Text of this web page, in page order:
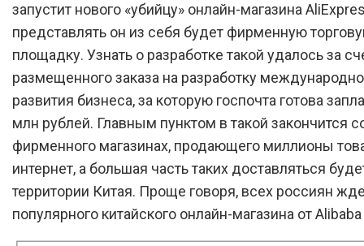
запустит нового «убийцу» онлайн-магазина
представлять он из себя будет фирменную
площадку. Узнать о разработке такой удалось за
размещенного заказа на разработку
развития бизнеса, за которую госпочта готова
млн рублей. Главным пунктом в такой закончится
фирменного магазинах, продающего миллионы
интернет, а большая часть таких доставляться
территории Китая. Проще говоря, всех россиян
популярного китайского онлайн-магазина от